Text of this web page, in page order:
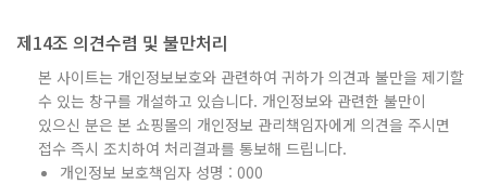
제14조 의견수렴 및 불만처리
본 사이트는 개인정보보호와 관련하여 귀하가 의견과 불만을 제기할
수 있는 창구를 개설하고 있습니다. 개인정보와 관련한 불만이
있으신 분은 본 쇼핑몰의 개인정보 관리책임자에게 의견을 주시면
접수 즉시 조치하여 처리결과를 통보해 드립니다.
개인정보 보호책임자 성명 : 000